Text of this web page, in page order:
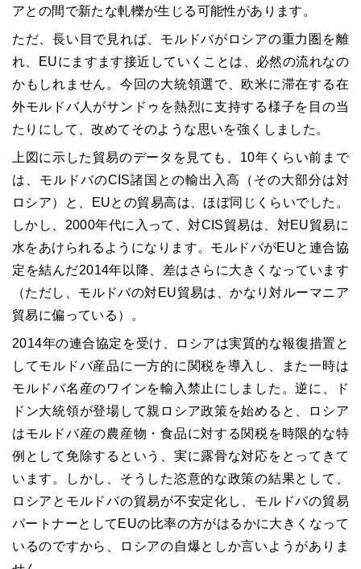
アとの間で新たな軋轢が生じる可能性があります。
ただ、長い目で見れば、モルドバがロシアの重力圏を離
れ、
EUにますます接近していくことは、必然の流れなの
かもしれません。今回の大統領選で、欧米に滞在する在
外モルドバ人がサンドゥを熱烈に支持する様子を目の当
たりにして、改めてそのような思いを強くしました。
上図に示した貿易のデータを見ても、 10年くらい前まで
は、モルドバのCIS諸国との輸出入高（その大部分は対
ロシア）と、
EUとの貿易高は、ほぼ同じくらいでした。
しかし、 2000年代に入って、対CIS貿易は、対EU貿易に
水をあけられるようになります。モルドバがEUと連合協
定を結んだ2014年以降、差はさらに大きくなっています
（ただし、モルドバの対EU貿易は、かなり対ルーマニア
貿易に偏っている）。
2014年の連合協定を受け、ロシアは実質的な報復措置と
してモルドバ産品に一方的に関税を導入し、また一時は
モルドバ名産のワインを輸入禁止にしました。逆に、ド
ドン大統領が登場して親ロシア政策を始めると、ロシア
はモルドバ産の農産物・食品に対する関税を時限的な特
例として免除するという、実に露骨な対応をとってきて
います。しかし、そうした恣意的な政策の結果として、
ロシアとモルドバの貿易が不安定化し、モルドバの貿易
パートナーとして EUの比率の方がはるかに大きくなって
いるのですから、ロシアの自爆としか言いようがありま